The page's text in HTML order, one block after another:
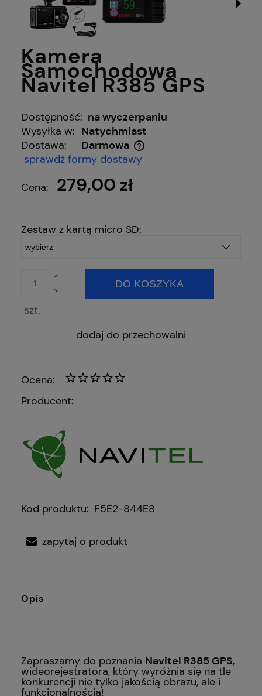
Kamera
Samochodowa
Navitel R385 GPS
Dostępność: na wyczerpaniu
Wysyłka w: Natychmiast
Dostawa:
Darmowa
Cena nie zawiera ewentualnych kosztów płatności
sprawdź formy dostawy
Cena:
279,00 zł
Zestaw z kartą micro SD:
szt.
DO KOSZYKA
dodaj do przechowalni
Ocena:
Producent:
Kod produktu: F5E2-844E8
zapytaj o produkt
Opis
Zapraszamy do poznania Navitel R385 GPS,
wideorejestratora, który wyróżnia się na tle
konkurencji nie tylko jakością obrazu, ale i
funkcjonalnością!